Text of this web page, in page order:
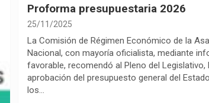
Proforma presupuestaria 2026
25/11/2025
La Comisión de Régimen Económico de la
Nacional, con mayoría oficialista, mediante
favorable, recomendó al Pleno del Legislativo,
aprobación del presupuesto general del
los…